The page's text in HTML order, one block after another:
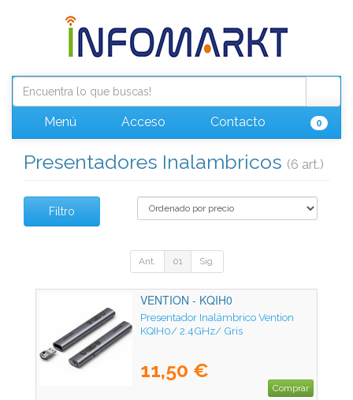
Menú Acceso Contacto 0
Presentadores Inalambricos (6 art.)
Filtro
Ant. 01 Sig.
VENTION - KQIH0
Presentador Inalámbrico Vention
KQIH0/ 2.4GHz/ Gris
11,50 €
Comprar